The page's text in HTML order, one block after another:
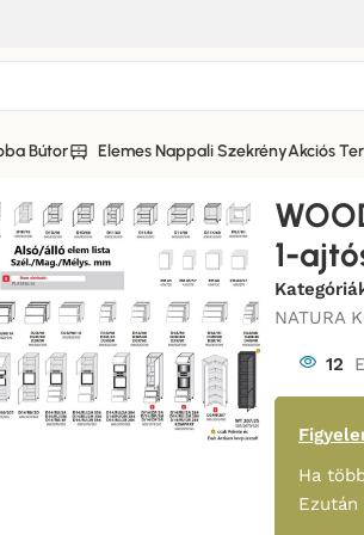
Bútor Elemes Nappali SzekrényAkciós
Fafurnér Fronttal WOOD
1-
NATURA
12
Ha